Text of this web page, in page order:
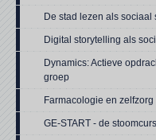
De stad lezen als sociaal
Digital storytelling als
Dynamics: Actieve
groep
Farmacologie en zelfzorg
GE-START - de